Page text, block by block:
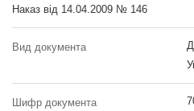
Наказ від 14.04.2009 № 146
Вид документа
Шифр документа